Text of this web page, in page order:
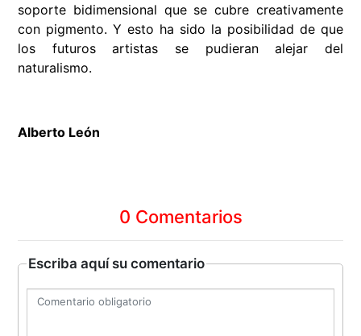
soporte bidimensional que se cubre creativamente
con pigmento. Y esto ha sido la posibilidad de que
los futuros artistas se pudieran alejar del
naturalismo.
Alberto León
0 Comentarios
Escriba aquí su comentario